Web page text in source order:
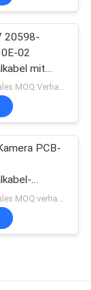
20598-
02
mit
Contact our sales MOQ:Verhandelbar
PCB-
Contact our sales MOQ:verhandelbar